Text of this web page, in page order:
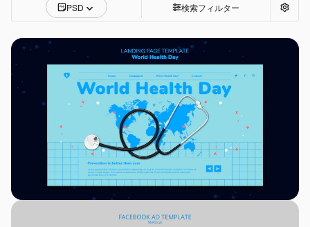
PSD 検索フィルター